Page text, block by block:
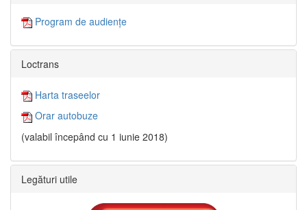
Program de audiențe
Loctrans
Harta traseelor
Orar autobuze
(valabil începând cu 1 iunie 2018)
Legături utile